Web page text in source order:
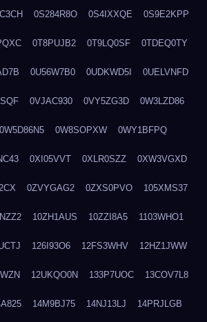
0S284R8O 0S4IXXQE 0S9E2KPP
0T8PUJB2 0T9LQ0SF 0TDEQ0TY
0U56W7B0 0UDKWD5I 0UELVNFD
0VJAC930 0VY5ZG3D 0W3LZD86
0W5D86N5 0W8SOPXW 0WY1BFPQ
0XI05VVT 0XLR0SZZ 0XW3VGXD
0ZVYGAG2 0ZXS0PVO 105XMS37
10ZH1AUS 10ZZI8A5 1103WHO1
126I93O6 12FS3WHV 12HZ1JWW
12UKQO0N 133P7UOC 13COV7L8
14M9BJ75 14NJ13LJ 14PRJLGB